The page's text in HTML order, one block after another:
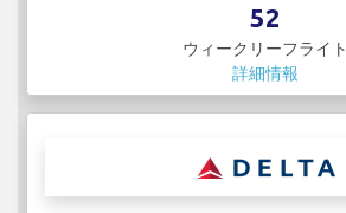
52
ウィークリーフライト
詳細情報